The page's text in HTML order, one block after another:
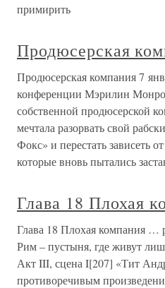
примирить
Продюсерская
Продюсерская компания 7
конференции Мэрилин Монро
собственной продюсерской
мечтала разорвать свой
Фокс» и перестать зависеть
которые вновь пытались
Глава 18 Плохая
Глава 18 Плохая компания …
Рим – пустыня, где живут
Акт III, сцена I[207] «Тит
противоречивым